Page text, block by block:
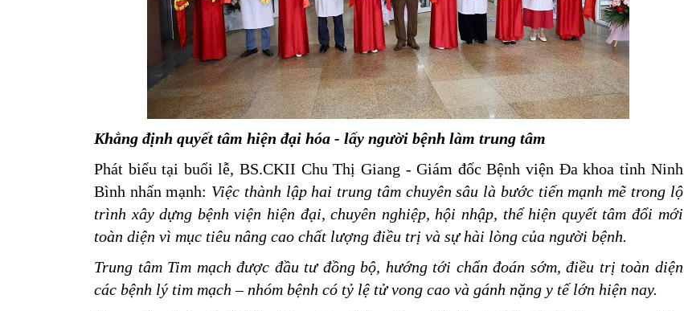
Khẳng định quyết tâm hiện đại hóa - lấy người bệnh làm trung tâm
Phát biểu tại buổi lễ, BS.CKII Chu Thị Giang - Giám đốc Bệnh viện Đa khoa tỉnh Ninh
Bình nhấn mạnh: Việc thành lập hai trung tâm chuyên sâu là bước tiến mạnh mẽ trong lộ
trình xây dựng bệnh viện hiện đại, chuyên nghiệp, hội nhập, thể hiện quyết tâm đổi mới
toàn diện vì mục tiêu nâng cao chất lượng điều trị và sự hài lòng của người bệnh.
Trung tâm Tim mạch được đầu tư đồng bộ, hướng tới chẩn đoán sớm, điều trị toàn diện
các bệnh lý tim mạch – nhóm bệnh có tỷ lệ tử vong cao và gánh nặng y tế lớn hiện nay.